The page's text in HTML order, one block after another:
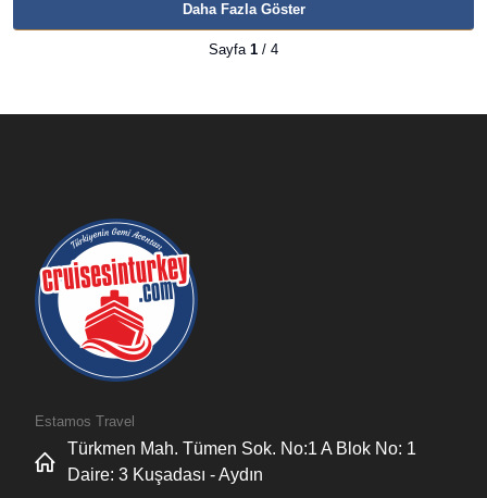
Daha Fazla Göster
Sayfa 1 / 4
Estamos Travel
Türkmen Mah. Tümen Sok. No:1 A Blok No: 1
Daire: 3 Kuşadası - Aydın